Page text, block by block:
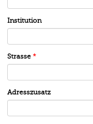
Institution
Strasse *
Adresszusatz